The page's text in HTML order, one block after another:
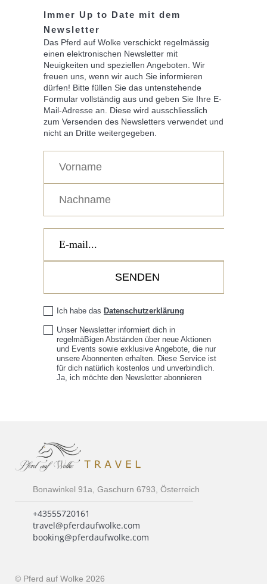
Immer Up to Date mit dem
Newsletter
Das Pferd auf Wolke verschickt regelmässig
einen elektronischen Newsletter mit
Neuigkeiten und speziellen Angeboten. Wir
freuen uns, wenn wir auch Sie informieren
dürfen! Bitte füllen Sie das untenstehende
Formular vollständig aus und geben Sie Ihre E-
Mail-Adresse an. Diese wird ausschliesslich
zum Versenden des Newsletters verwendet und
nicht an Dritte weitergegeben.
Ich habe das Datenschutzerklärung
Unser Newsletter informiert dich in
regelmäBigen Abständen über neue Aktionen
und Events sowie exklusive Angebote, die nur
unsere Abonnenten erhalten. Diese Service ist
für dich natürlich kostenlos und unverbindlich.
Ja, ich möchte den Newsletter abonnieren
Bonawinkel 91a, Gaschurn 6793, Österreich
+43555720161
travel@pferdaufwolke.com
booking@pferdaufwolke.com
© Pferd auf Wolke 2026